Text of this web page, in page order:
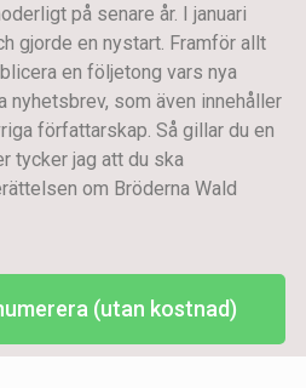
på senare år. I januari
gjorde en nystart. Framför allt
en följetong vars nya
nyhetsbrev, som även innehåller
författarskap. Så gillar du en
tycker jag att du ska
om Bröderna Wald
(utan kostnad)